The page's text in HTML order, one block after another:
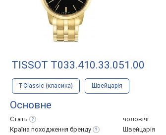
TISSOT T033.410.33.051.00
T-Classic (класика) Швейцарія
Основне
Стать
чоловічі
Країна походження бренду Швейцарія